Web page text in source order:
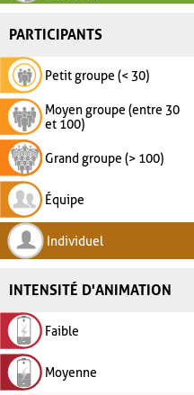
PARTICIPANTS
Petit groupe (< 30)
Moyen groupe (entre 30
et 100)
Grand groupe (> 100)
Équipe
Individuel
INTENSITÉ D'ANIMATION
Faible
Moyenne